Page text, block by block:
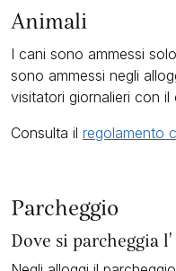
Animali
I cani sono ammessi
sono ammessi negli
visitatori giornalieri con il
Consulta il regolamento
Parcheggio
Dove si parcheggia